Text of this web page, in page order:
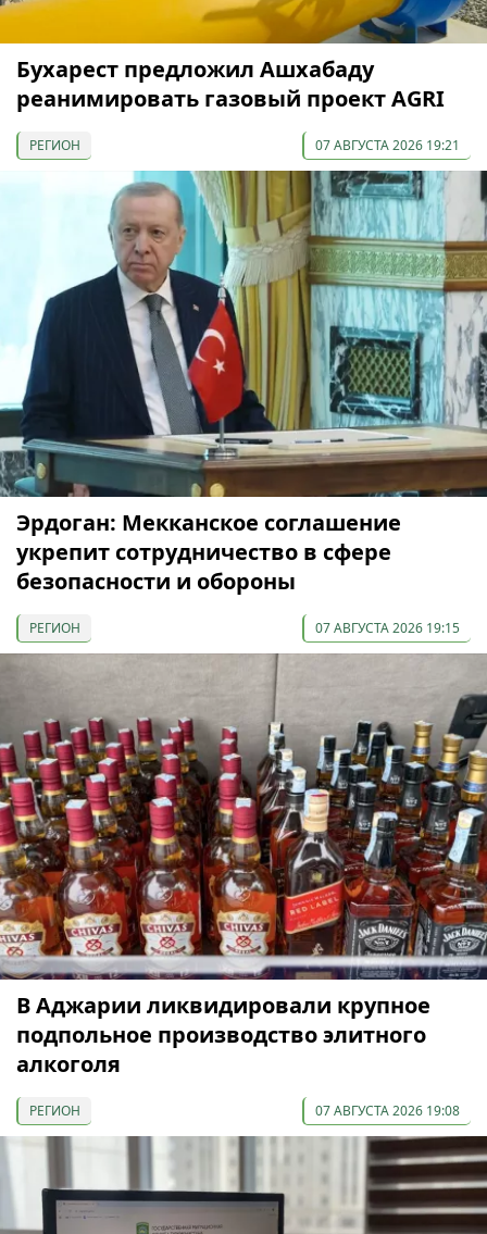
Бухарест предложил Ашхабаду
реанимировать газовый проект AGRI
РЕГИОН 07 АВГУСТА 2026 19:21
Эрдоган: Мекканское соглашение
укрепит сотрудничество в сфере
безопасности и обороны
РЕГИОН 07 АВГУСТА 2026 19:15
В Аджарии ликвидировали крупное
подпольное производство элитного
алкоголя
РЕГИОН 07 АВГУСТА 2026 19:08